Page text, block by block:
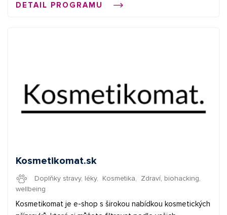
průměrná provize 2 € ✅ bannery + XML feed Začněte
DETAIL PROGRAMU
Kosmetikomat.sk
Doplňky stravy, léky, Kosmetika, Zdraví, biohacking,
wellbeing
Kosmetikomat je e-shop s širokou nabídkou kosmetických